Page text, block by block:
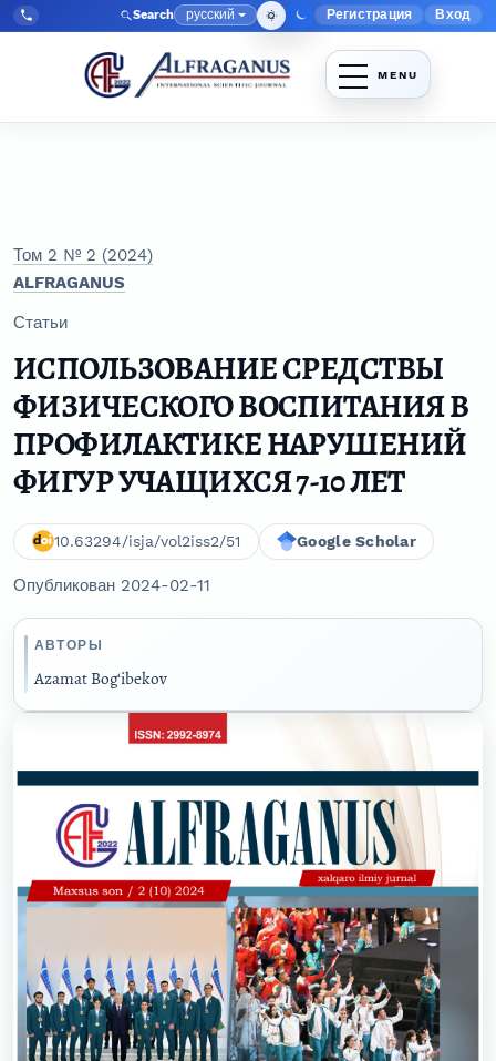
Перейти к главному меню навигации
Перейти к основному контенту
Перейти к нижнему колонтитулу сайта
Tel:
+998903350930 Search Язык
русский Меню
Регистрация Вход
Том 2 № 2 (2024)
ALFRAGANUS
Статьи
ИСПОЛЬЗОВАНИЕ СРЕДСТВЫ
ФИЗИЧЕСКОГО ВОСПИТАНИЯ В
ПРОФИЛАКТИКЕ НАРУШЕНИЙ
ФИГУР УЧАЩИХСЯ 7-10 ЛЕТ
10.63294/isja/vol2iss2/51 Google Scholar
Опубликован 2024-02-11
АВТОРЫ
Azamat Bog‘ibekov